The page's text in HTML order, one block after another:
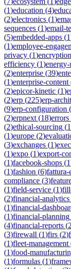
(1)education (4)
(2)electronics (1)
sequences (1)email-
(5)embedded-apps (1
(1)employee-
privacy (1)encryption
efficiency (1)energy-
(2)enterprise (39)
(1)enterprise-content
(2)epicor-kinetic (1)
(2)erp (225)erp-
(9)erp-configuration (
(2)erpnext (18)errors
(2)ethical-sourcing (1
(1)europe (2)
(3)exchanges (1)
(1)expo (1)export-
(1)facebook-shops (1
(1)fashion (6)fattura-
compliance (3)
(1)field-service (1)
(2)financial-analytics
(1)financial-
(1)financial-planning
(4)financial-reports (2
(3)firewall (1)firs (2)
(1)fleet-management
(1)food-
(1)formulas (1)